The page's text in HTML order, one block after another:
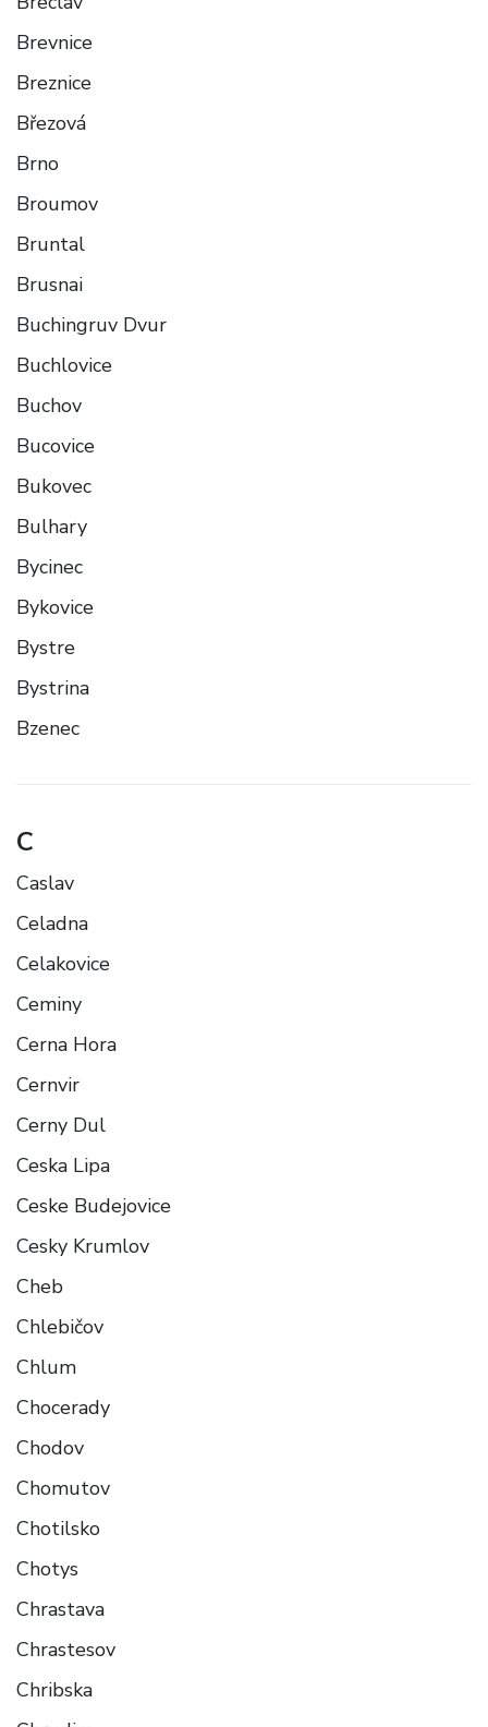
Brevnice
Breznice
Březová
Brno
Broumov
Bruntal
Brusnai
Buchingruv Dvur
Buchlovice
Buchov
Bucovice
Bukovec
Bulhary
Bycinec
Bykovice
Bystre
Bystrina
Bzenec
C
Caslav
Celadna
Celakovice
Ceminy
Cerna Hora
Cernvir
Cerny Dul
Ceska Lipa
Ceske Budejovice
Cesky Krumlov
Cheb
Chlebičov
Chlum
Chocerady
Chodov
Chomutov
Chotilsko
Chotys
Chrastava
Chrastesov
Chribska